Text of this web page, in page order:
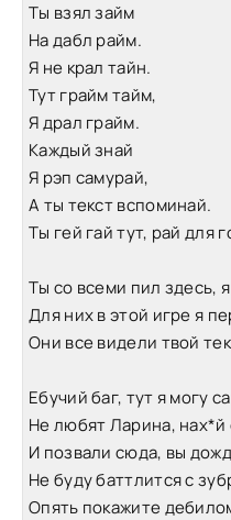
Ты взял займ
На дабл райм.
Я не крал тайн.
Тут грайм тайм,
Я драл грайм.
Каждый знай
Я рэп самурай,
А ты текст вспоминай.
Ты гей гай тут, рай для
Ты со всеми пил здесь,
Для них в этой игре я
Они все видели твой
Ебучий баг, тут я могу
Не любят Ларина, нах*й
И позвали сюда, вы
Не буду баттлится с
Опять покажите